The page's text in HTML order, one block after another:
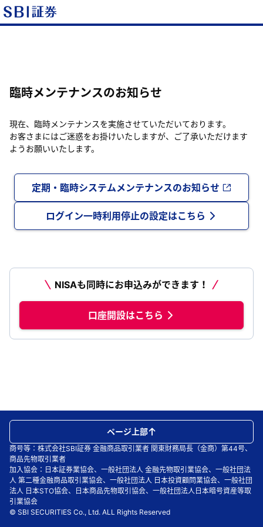
臨時メンテナンスのお知らせ
現在、臨時メンテナンスを実施させていただいております。
お客さまにはご迷惑をお掛けいたしますが、ご了承いただけます
ようお願いいたします。
定期・臨時システムメンテナンスのお知らせ
ログイン一時利用停止の設定はこちら
NISAも同時にお申込みができます！
口座開設はこちら
商号等：株式会社SBI証券 金融商品取引業者 関東財務局長（金商）第44号、
商品先物取引業者
加入協会：日本証券業協会、一般社団法人 金融先物取引業協会、一般社団法
人 第二種金融商品取引業協会、一般社団法人 日本投資顧問業協会、一般社団
法人 日本STO協会、日本商品先物取引協会、一般社団法人日本暗号資産等取
引業協会
© SBI SECURITIES Co., Ltd. ALL Rights Reserved
ページ上部